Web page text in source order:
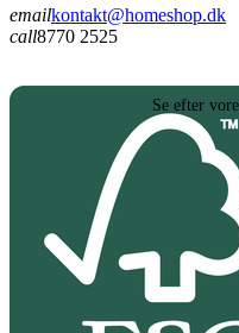
emailkontakt@homeshop.dk
call8770 2525
Se efter